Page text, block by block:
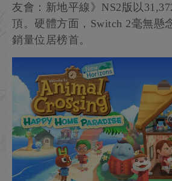
友會：新地平線》NS2版以
頂。硬體方面，Switch 2毫無懸
銷量位居榜首。